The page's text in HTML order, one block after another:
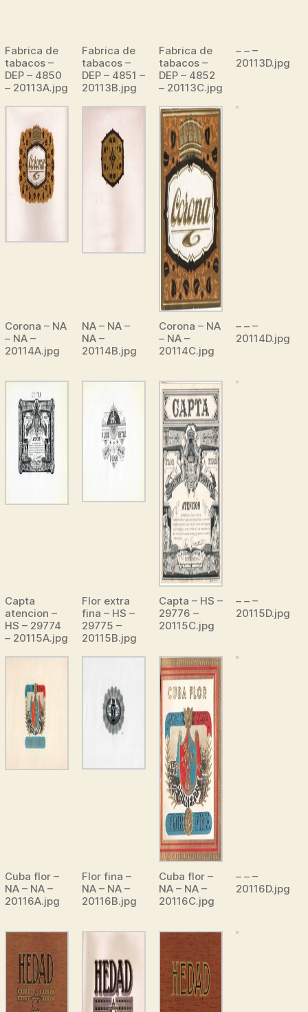
Fabrica de
tabacos –
DEP – 4850
– 20113A.jpg
Fabrica de
tabacos –
DEP – 4851 –
20113B.jpg
Fabrica de
tabacos –
DEP – 4852
– 20113C.jpg
– – –
20113D.jpg
Corona – NA
– NA –
20114A.jpg
NA – NA –
NA –
20114B.jpg
Corona – NA
– NA –
20114C.jpg
– – –
20114D.jpg
Capta
atencion –
HS – 29774
– 20115A.jpg
Flor extra
fina – HS –
29775 –
20115B.jpg
Capta – HS –
29776 –
20115C.jpg
– – –
20115D.jpg
Cuba flor –
NA – NA –
20116A.jpg
Flor fina –
NA – NA –
20116B.jpg
Cuba flor –
NA – NA –
20116C.jpg
– – –
20116D.jpg